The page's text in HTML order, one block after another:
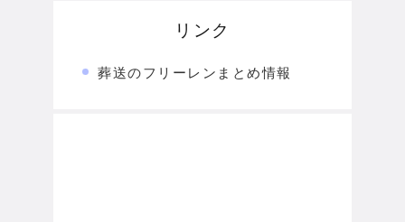
リンク
葬送のフリーレンまとめ情報